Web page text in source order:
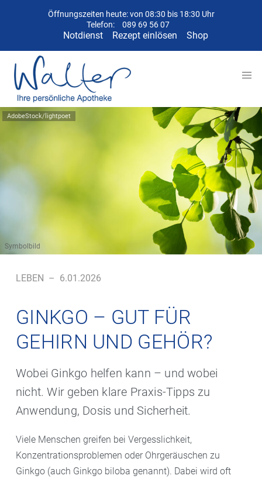
Öffnungszeiten heute: von 08:30 bis 18:30 Uhr
Telefon:
089 69 56 07
Notdienst Rezept einlösen Shop
AdobeStock/lightpoet
Symbolbild
LEBEN – 6.01.2026
GINKGO – GUT FÜR
GEHIRN UND GEHÖR?
Wobei Ginkgo helfen kann – und wobei
nicht. Wir geben klare Praxis-Tipps zu
Anwendung, Dosis und Sicherheit.
Viele Menschen greifen bei Vergesslichkeit,
Konzentrationsproblemen oder Ohrgeräuschen zu
Ginkgo (auch Ginkgo biloba genannt). Dabei wird oft